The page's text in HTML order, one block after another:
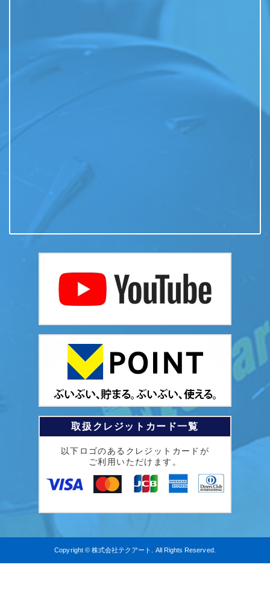
取扱クレジットカード一覧
以下ロゴのあるクレジットカードが
ご利用いただけます。
Copyright © 株式会社テクアート. All Rights Reserved.